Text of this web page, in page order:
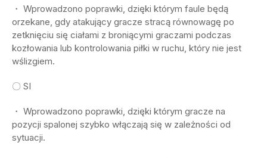
・ Wprowadzono poprawki, dzięki którym faule będą
orzekane, gdy atakujący gracze stracą równowagę po
zetknięciu się ciałami z broniącymi graczami podczas
kozłowania lub kontrolowania piłki w ruchu, który nie jest
wślizgiem.
〇 SI
・ Wprowadzono poprawki, dzięki którym gracze na
pozycji spalonej szybko włączają się w zależności od
sytuacji.